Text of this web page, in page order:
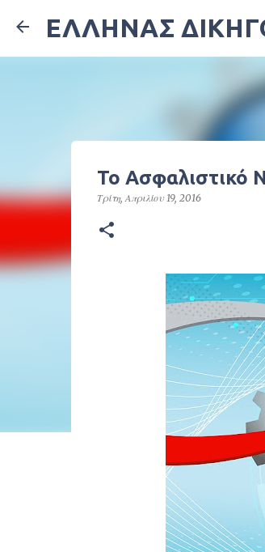
ΕΛΛΗΝΑΣ
Το Ασφαλιστικό
Τρίτη, Απριλίου 19, 2016